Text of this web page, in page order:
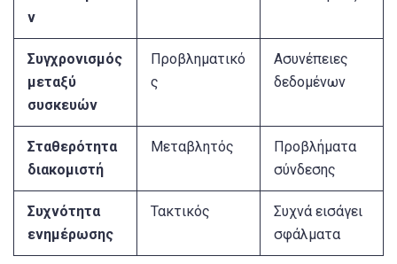
ν
Συγχρονισμός
μεταξύ
συσκευών
Προβληματικό
ς
Ασυνέπειες
δεδομένων
Σταθερότητα
διακομιστή
Μεταβλητός
Προβλήματα
σύνδεσης
Συχνότητα
ενημέρωσης
Τακτικός
Συχνά εισάγει
σφάλματα